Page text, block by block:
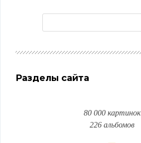
Разделы сайта
80 000 картинок
226 альбомов